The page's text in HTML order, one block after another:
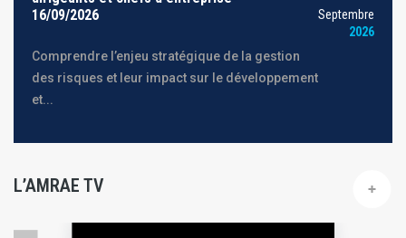
16/09/2026
Comprendre l’enjeu stratégique de la gestion
des risques et leur impact sur le développement
et...
Septembre
2026
L’AMRAE TV